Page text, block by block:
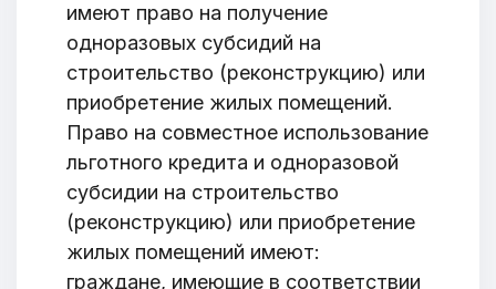
имеют право на получение
одноразовых субсидий на
строительство (реконструкцию) или
приобретение жилых помещений.
Право на совместное использование
льготного кредита и одноразовой
субсидии на строительство
(реконструкцию) или приобретение
жилых помещений имеют:
граждане, имеющие в соответствии